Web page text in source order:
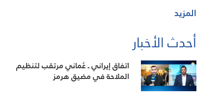
المزيد
أحدث الأخبار
اتفاق إيراني ـ عُماني مرتقب لتنظيم
الملاحة في مضيق هرمز